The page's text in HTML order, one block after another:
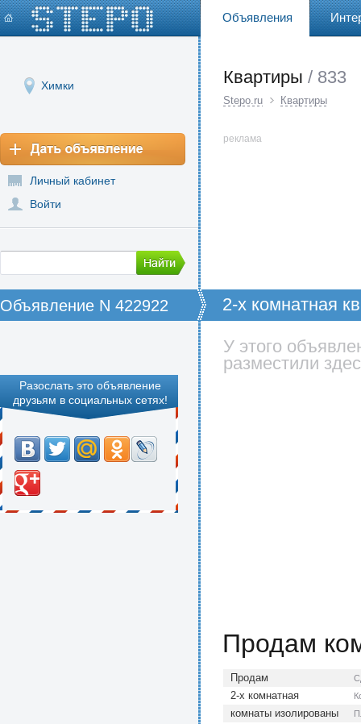
Объявления
Химки
Личный кабинет
Войти
Квартиры / 833
Stepo.ru Квартиры
реклама
Объявление N 422922
2-х комнатная
Спартаковская
Разослать это объявление
друзьям в социальных сетях!
У этого
разместили
Продам
Продам
2-х комнатная
комнаты изолированы